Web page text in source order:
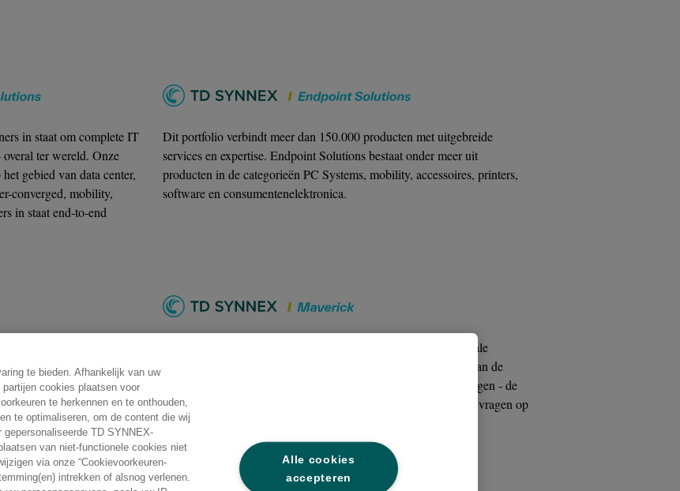
in staat om complete IT
ter wereld. Onze
gebied van data center,
converged, mobility,
in staat end-to-end
Dit portfolio verbindt meer dan 150.000 producten met uitgebreide
services en expertise. Endpoint Solutions bestaat onder meer uit
producten in de categorieën PC Systems, mobility, accessoires, printers,
software en consumentenelektronica.
Op zoek naar professionele audiovisuele, collaboration en digitale
signage oplossingen? Dan is Maverick dé specialist voor jou. Van de
retail- en educatie-markten tot aan smart meeting room oplossingen - de
experts van het Maverick-team kunnen je ondersteunen bij al je vragen op
A/V-gebied.
te bieden. Afhankelijk van uw
cookies plaatsen voor
te herkennen en te onthouden,
te optimaliseren, om de content die wij
TD SYNNEX-
van niet-functionele cookies niet
via onze “Cookievoorkeuren-
intrekken of alsnog verlenen.
Alle cookies
accepteren